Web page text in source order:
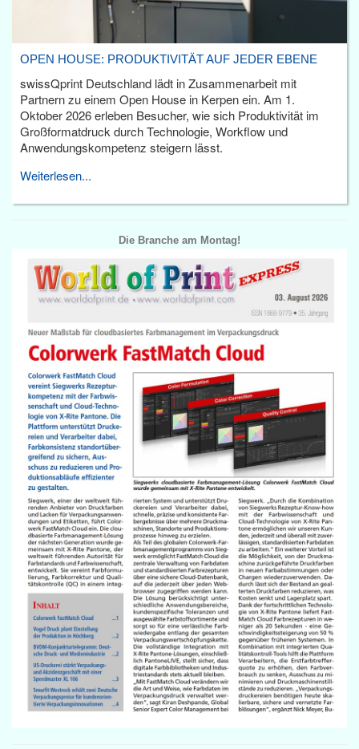
OPEN HOUSE: PRODUKTIVITÄT AUF JEDER EBENE
swissQprint Deutschland lädt in Zusammenarbeit mit
Partnern zu einem Open House in Kerpen ein. Am 1.
Oktober 2026 erleben Besucher, wie sich Produktivität im
Großformatdruck durch Technologie, Workflow und
Anwendungskompetenz steigern lässt.
Weiterlesen...
Die Branche am Montag!